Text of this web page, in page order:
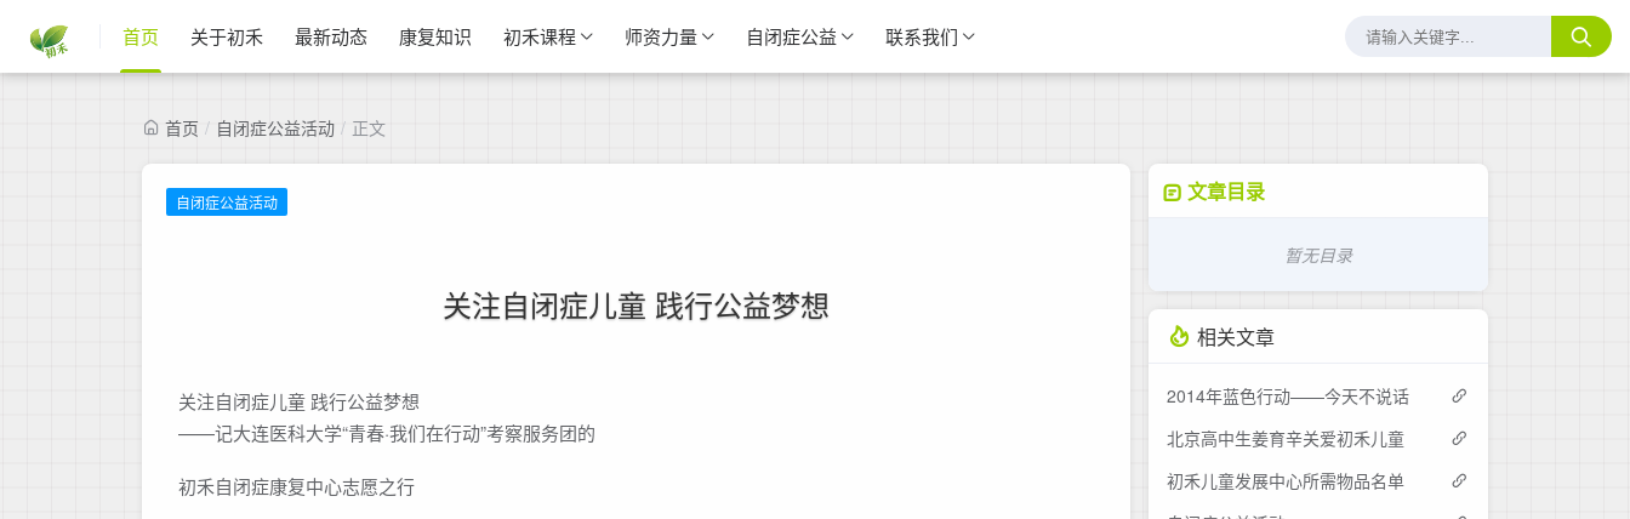
首页 关于初禾 最新动态 康复知识 初禾课程 师资力量 自闭症公益 联系我们
首页 / 自闭症公益活动 / 正文
自闭症公益活动
关注自闭症儿童 践行公益梦想
关注自闭症儿童 践行公益梦想
——记大连医科大学“青春·我们在行动”考察服务团的
初禾自闭症康复中心志愿之行
文章目录
暂无目录
相关文章
2014年蓝色行动——今天不说话
北京高中生姜育辛关爱初禾儿童
初禾儿童发展中心所需物品名单